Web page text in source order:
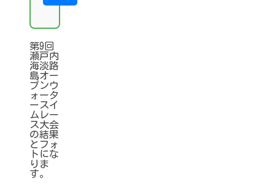
第9回
瀬戸内
海淡路
島オー
プンウ
ォータ
ースイ
ムレー
ス大会
の結果
とフォ
トにな
りま
す。